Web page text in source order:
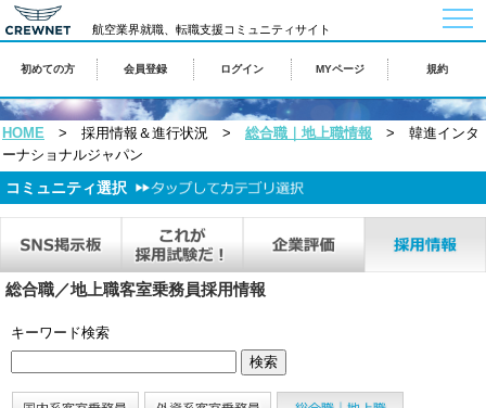
航空業界就職、転職支援コミュニティサイト
初めての方 会員登録 ログイン MYページ 規約
HOME > 採用情報＆進行状況 > 総合職｜地上職情報 > 韓進インタ
ーナショナルジャパン
コミュニティ選択
総合職／地上職客室乗務員採用情報
キーワード検索